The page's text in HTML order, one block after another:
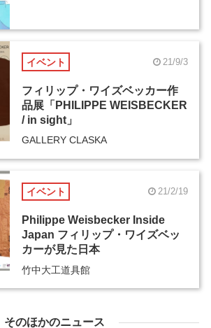
イベント 21/9/3
フィリップ・ワイズベッカー作
品展「PHILIPPE WEISBECKER
/ in sight」
GALLERY CLASKA
イベント 21/2/19
Philippe Weisbecker Inside
Japan フィリップ・ワイズベッ
カーが見た日本
竹中大工道具館
そのほかのニュース